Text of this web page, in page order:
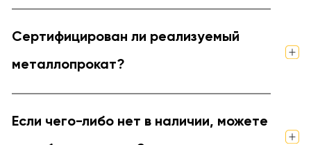
Сертифицирован ли реализуемый
металлопрокат?
Если чего-либо нет в наличии, можете